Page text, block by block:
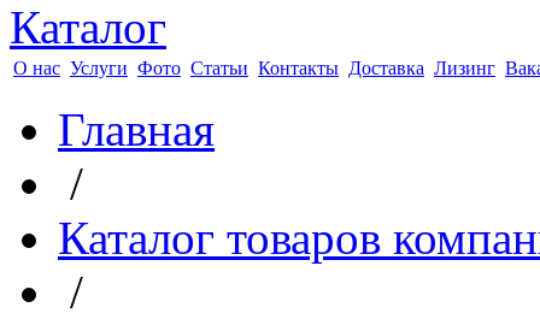
Каталог
О нас Услуги Фото Статьи Контакты Доставка Лизинг
Главная
/
Каталог товаров
/